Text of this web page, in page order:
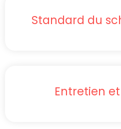
Standard du
Entretien